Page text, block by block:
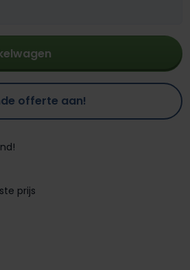
offerte aan!
prijs